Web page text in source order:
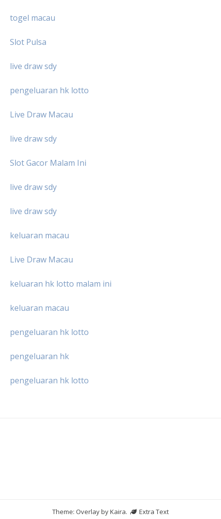
togel macau
Slot Pulsa
live draw sdy
pengeluaran hk lotto
Live Draw Macau
live draw sdy
Slot Gacor Malam Ini
live draw sdy
live draw sdy
keluaran macau
Live Draw Macau
keluaran hk lotto malam ini
keluaran macau
pengeluaran hk lotto
pengeluaran hk
pengeluaran hk lotto
Theme: Overlay byKaira. Extra Text